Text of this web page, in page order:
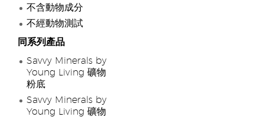
不含動物成分
不經動物測試
同系列產品
Savvy Minerals by
Young Living 礦物
粉底
Savvy Minerals by
Young Living 礦物